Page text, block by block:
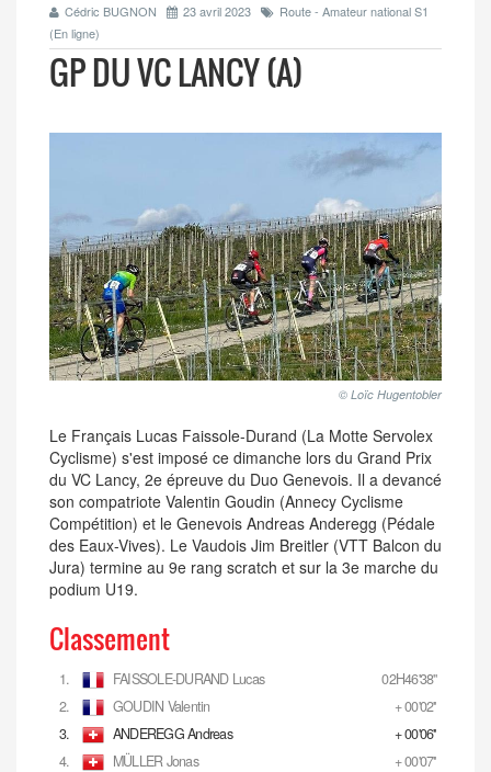
Cédric BUGNON 23 avril 2023
Route - Amateur national S1
(En ligne)
GP DU VC LANCY (A)
© Loïc Hugentobler
Le Français Lucas Faissole-Durand (La Motte Servolex
Cyclisme) s'est imposé ce dimanche lors du Grand Prix
du VC Lancy, 2e épreuve du Duo Genevois. Il a devancé
son compatriote Valentin Goudin (Annecy Cyclisme
Compétition) et le Genevois Andreas Anderegg (Pédale
des Eaux-Vives). Le Vaudois Jim Breitler (VTT Balcon du
Jura) termine au 9e rang scratch et sur la 3e marche du
podium U19.
Classement
1. FAISSOLE-DURAND Lucas
02H46'38''
2.
GOUDIN Valentin
+ 00'02''
3.
ANDEREGG Andreas
+ 00'06''
4.
MÜLLER Jonas
+ 00'07''